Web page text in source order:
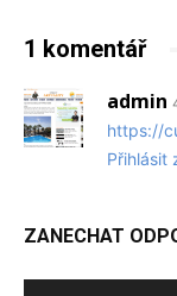
1 komentář
admin
https://
Přihlásit
ZANECHAT